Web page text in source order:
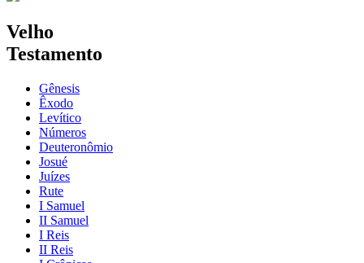
Velho
Testamento
Gênesis
Êxodo
Levítico
Números
Deuteronômio
Josué
Juízes
Rute
I Samuel
II Samuel
I Reis
II Reis